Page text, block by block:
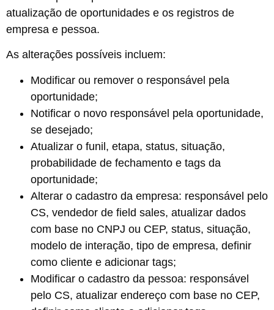
atualização de oportunidades e os registros de
empresa e pessoa.
As alterações possíveis incluem:
Modificar ou remover o responsável pela
oportunidade;
Notificar o novo responsável pela oportunidade,
se desejado;
Atualizar o funil, etapa, status, situação,
probabilidade de fechamento e tags da
oportunidade;
Alterar o cadastro da empresa: responsável pelo
CS, vendedor de field sales, atualizar dados
com base no CNPJ ou CEP, status, situação,
modelo de interação, tipo de empresa, definir
como cliente e adicionar tags;
Modificar o cadastro da pessoa: responsável
pelo CS, atualizar endereço com base no CEP,